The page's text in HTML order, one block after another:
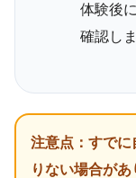
体験後
確認しま
注意点：すでに
りない場合があ